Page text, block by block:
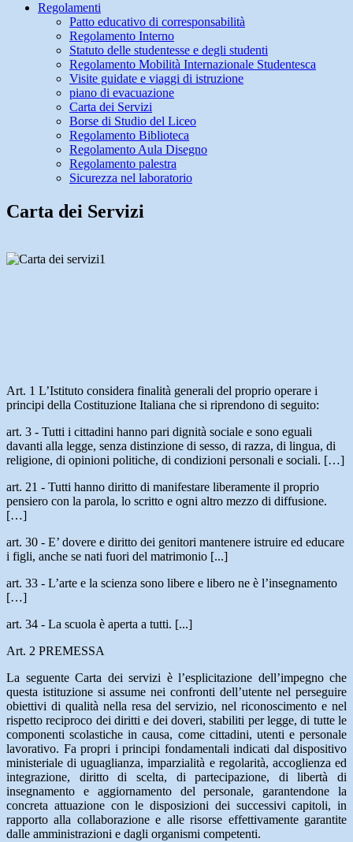
Regolamenti
Patto educativo di corresponsabilità
Regolamento Interno
Statuto delle studentesse e degli studenti
Regolamento Mobilità Internazionale Studentesca
Visite guidate e viaggi di istruzione
piano di evacuazione
Carta dei Servizi
Borse di Studio del Liceo
Regolamento Biblioteca
Regolamento Aula Disegno
Regolamento palestra
Sicurezza nel laboratorio
Carta dei Servizi
Art. 1 L’Istituto considera finalità generali del proprio operare i
principi della Costituzione Italiana che si riprendono di seguito:
art. 3 - Tutti i cittadini hanno pari dignità sociale e sono eguali
davanti alla legge, senza distinzione di sesso, di razza, di lingua, di
religione, di opinioni politiche, di condizioni personali e sociali. […]
art. 21 - Tutti hanno diritto di manifestare liberamente il proprio
pensiero con la parola, lo scritto e ogni altro mezzo di diffusione.
[…]
art. 30 - E’ dovere e diritto dei genitori mantenere istruire ed educare
i figli, anche se nati fuori del matrimonio [...]
art. 33 - L’arte e la scienza sono libere e libero ne è l’insegnamento
[…]
art. 34 - La scuola è aperta a tutti. [...]
Art. 2 PREMESSA
La seguente Carta dei servizi è l’esplicitazione dell’impegno che
questa istituzione si assume nei confronti dell’utente nel perseguire
obiettivi di qualità nella resa del servizio, nel riconoscimento e nel
rispetto reciproco dei diritti e dei doveri, stabiliti per legge, di tutte le
componenti scolastiche in causa, come cittadini, utenti e personale
lavorativo. Fa propri i principi fondamentali indicati dal dispositivo
ministeriale di uguaglianza, imparzialità e regolarità, accoglienza ed
integrazione, diritto di scelta, di partecipazione, di libertà di
insegnamento e aggiornamento del personale, garantendone la
concreta attuazione con le disposizioni dei successivi capitoli, in
rapporto alla collaborazione e alle risorse effettivamente garantite
dalle amministrazioni e dagli organismi competenti.